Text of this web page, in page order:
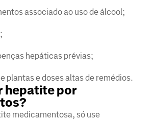
associado ao uso de álcool;
hepáticas prévias;
plantas e doses altas de remédios.
hepatite por
medicamentosa, só use